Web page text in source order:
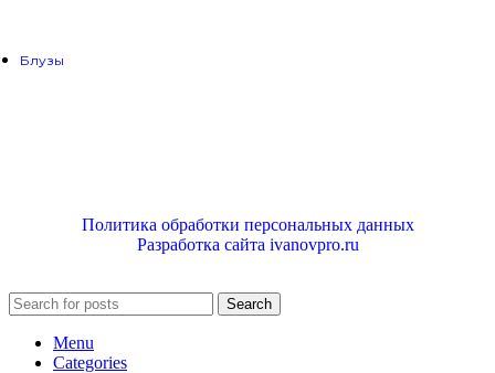
Блузы
Политика обработки персональных данных
Разработка сайта ivanovpro.ru
Search
Menu
Categories